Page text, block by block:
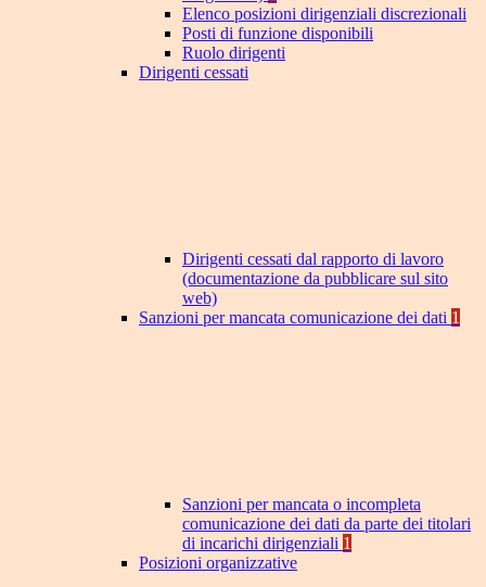
Elenco posizioni dirigenziali discrezionali
Posti di funzione disponibili
Ruolo dirigenti
Dirigenti cessati
Dirigenti cessati dal rapporto di lavoro
(documentazione da pubblicare sul sito
web)
Sanzioni per mancata comunicazione dei dati 1
Sanzioni per mancata o incompleta
comunicazione dei dati da parte dei titolari
di incarichi dirigenziali 1
Posizioni organizzative